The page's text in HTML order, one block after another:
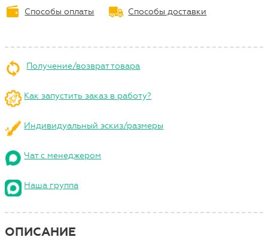
Способы оплаты Способы доставки
Получение/возврат товара
Как запустить заказ в работу?
Индивидуальный эскиз/размеры
Чат с менеджером
Наша группа
ОПИСАНИЕ